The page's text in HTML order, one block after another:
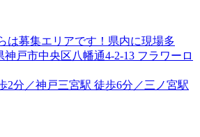
は募集エリアです！県内に現場多
戸市中央区八幡通4-2-13 フラワーロ
2分／神戸三宮駅 徒歩6分／三ノ宮駅